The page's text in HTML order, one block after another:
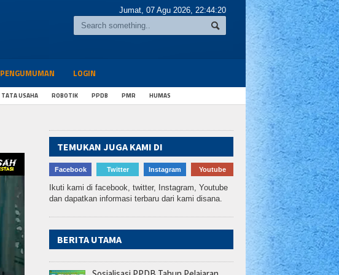
Jumat, 07 Agu 2026, 22:44:21
PENGUMUMAN LOGIN
TATA USAHA ROBOTIK PPDB PMR HUMAS
TEMUKAN JUGA KAMI DI
Facebook Twitter Instagram Youtube
Ikuti kami di facebook, twitter, Instagram, Youtube
dan dapatkan informasi terbaru dari kami disana.
BERITA UTAMA